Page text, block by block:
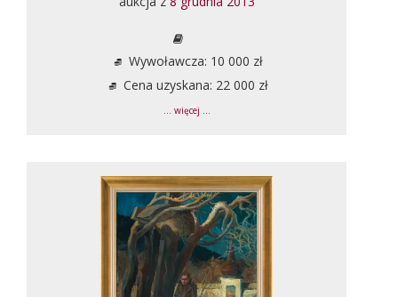
Wywoławcza: 10 000 zł
Cena uzyskana: 22 000 zł
... więcej ...